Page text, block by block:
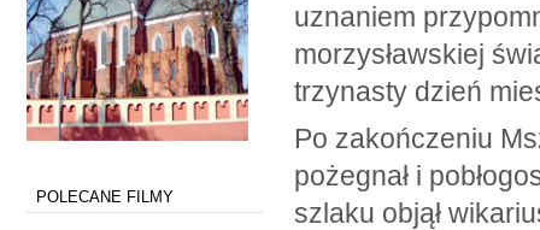
POLECANE FILMY
uznaniem
morzysławskiej
trzynasty dzień
Po zakończeniu
pożegnał i
szlaku objął